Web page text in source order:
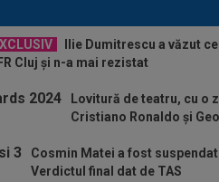
Ilie Dumitrescu a văzut
Cluj și n-a mai rezistat
Lovitură de teatru, cu o
Cristiano Ronaldo și
Cosmin Matei a fost
Verdictul final dat de TAS